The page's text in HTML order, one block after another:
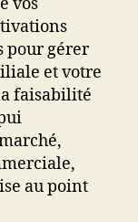
vos
pour gérer
et votre
faisabilité
au point